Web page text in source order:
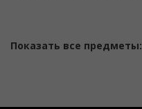
Показать все предметы: